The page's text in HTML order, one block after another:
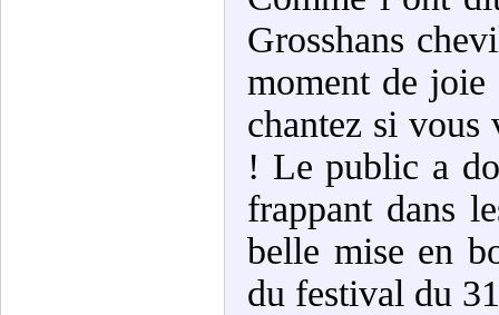
Grosshans
moment de joie
chantez si vous
! Le public a
frappant dans
belle mise en
du festival du